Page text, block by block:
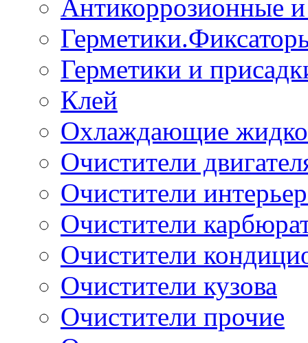
Антикоррозионные
Герметики и
Клей
Охлаждающие
Очистители
Очистители
Очистители
Очистители
Очистители кузова
Очистители прочие